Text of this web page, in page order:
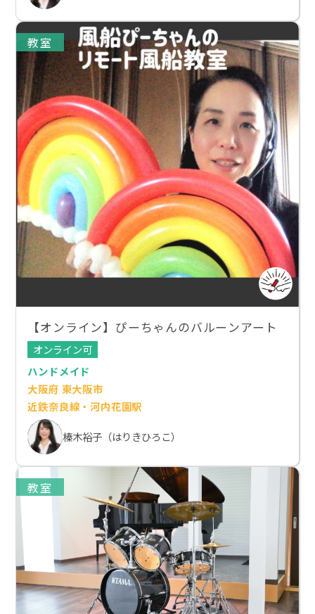
教室
【オンライン】ぴーちゃんのバルーンアート
オンライン可
ハンドメイド
大阪府 東大阪市
近鉄奈良線・河内花園駅
榛木裕子（はりきひろこ）
教室